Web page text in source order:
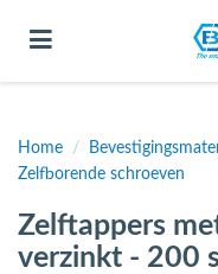
(Buizen & leidingen)
Toggle navigation
Home /
Zelfborende schroeven
Zelftappers
verzinkt - 200